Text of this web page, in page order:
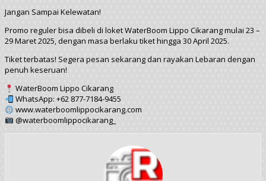
Jangan Sampai Kelewatan!
Promo reguler bisa dibeli di loket WaterBoom Lippo Cikarang mulai 23 –
29 Maret 2025, dengan masa berlaku tiket hingga 30 April 2025.
Tiket terbatas! Segera pesan sekarang dan rayakan Lebaran dengan
penuh keseruan!
WaterBoom Lippo Cikarang
WhatsApp: +62 877-7184-9455
www.waterboomlippocikarang.com
@waterboomlippocikarang_